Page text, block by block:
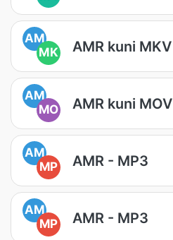
AM
MK
AMR kuni MKV
AM
MO
AMR kuni MOV
AM
MP
AMR - MP3
AM
MP
AMR - MP3